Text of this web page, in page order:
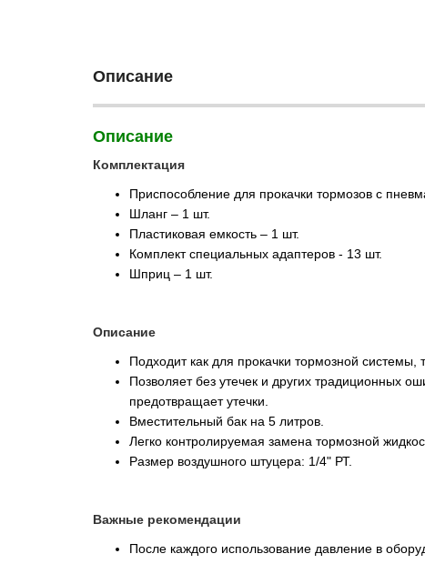
Описание
Описание
Комплектация
Приспособление для прокачки тормозов с
Шланг – 1 шт.
Пластиковая емкость – 1 шт.
Комплект специальных адаптеров - 13 шт.
Шприц – 1 шт.
Описание
Подходит как для прокачки тормозной системы,
Позволяет без утечек и других традиционных
предотвращает утечки.
Вместительный бак на 5 литров.
Легко контролируемая замена тормозной
Размер воздушного штуцера: 1/4" РТ.
Важные рекомендации
После каждого использование давление в